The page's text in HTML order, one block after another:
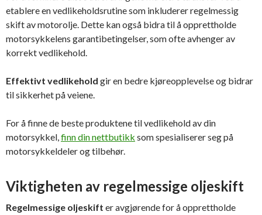
etablere en vedlikeholdsrutine som inkluderer regelmessig
skift av motorolje. Dette kan også bidra til å opprettholde
motorsykkelens garantibetingelser, som ofte avhenger av
korrekt vedlikehold.
Effektivt vedlikehold gir en bedre kjøreopplevelse og bidrar
til sikkerhet på veiene.
For å finne de beste produktene til vedlikehold av din
motorsykkel,finn din nettbutikk som spesialiserer seg på
motorsykkeldeler og tilbehør.
Viktigheten av regelmessige oljeskift
Regelmessige oljeskift er avgjørende for å opprettholde